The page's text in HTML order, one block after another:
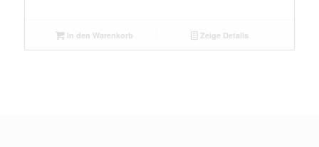
In den Warenkorb Zeige Details